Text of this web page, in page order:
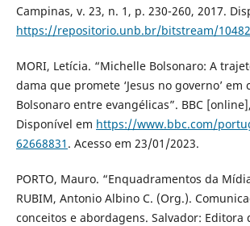
Campinas, v. 23, n. 1, p. 230-260, 2017.
https://repositorio.unb.br/bitstream/
MORI, Letícia. “Michelle Bolsonaro: A
dama que promete ‘Jesus no governo’ em
Bolsonaro entre evangélicas”. BBC
Disponível em https://www.bbc.com/
62668831 . Acesso em 23/01/2023.
PORTO, Mauro. “Enquadramentos da
RUBIM, Antonio Albino C. (Org.).
conceitos e abordagens. Salvador: Editora